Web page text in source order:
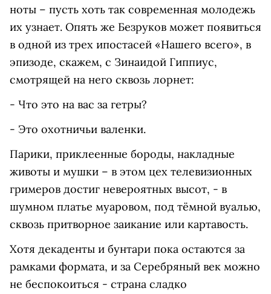
ноты – пусть хоть так современная молодежь
их узнает. Опять же Безруков может появиться
в одной из трех ипостасей «Нашего всего», в
эпизоде, скажем, с Зинаидой Гиппиус,
смотрящей на него сквозь лорнет:
- Что это на вас за гетры?
- Это охотничьи валенки.
Парики, приклеенные бороды, накладные
животы и мушки – в этом цех телевизионных
гримеров достиг невероятных высот, - в
шумном платье муаровом, под тёмной вуалью,
сквозь притворное заикание или картавость.
Хотя декаденты и бунтари пока остаются за
рамками формата, и за Серебряный век можно
не беспокоиться - страна сладко